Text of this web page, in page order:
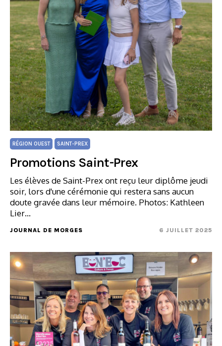
RÉGION OUEST SAINT-PREX
Promotions Saint-Prex
Les élèves de Saint-Prex ont reçu leur diplôme jeudi
soir, lors d'une cérémonie qui restera sans aucun
doute gravée dans leur mémoire. Photos: Kathleen
Lier…
JOURNAL DE MORGES 6 JUILLET 2025